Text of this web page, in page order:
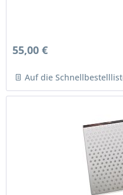
55,00 €
Auf die